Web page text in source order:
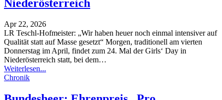
Niederösterreich
Apr 22, 2026
LR Teschl-Hofmeister: „Wir haben heuer noch einmal intensiver auf
Qualität statt auf Masse gesetzt“ Morgen, traditionell am vierten
Donnerstag im April, findet zum 24. Mal der Girls‘ Day in
Niederösterreich statt, bei dem…
Weiterlesen...
Chronik